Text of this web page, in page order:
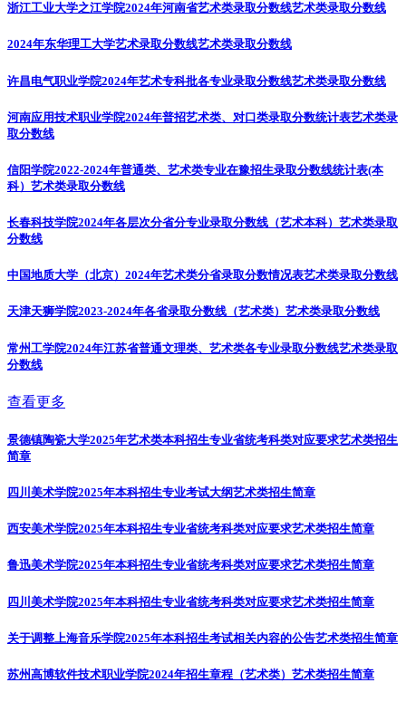
浙江工业大学之江学院2024年河南省艺术类录取分数线艺术类录取分数线
2024年东华理工大学艺术录取分数线艺术类录取分数线
许昌电气职业学院2024年艺术专科批各专业录取分数线艺术类录取分数线
河南应用技术职业学院2024年普招艺术类、对口类录取分数统计表艺术类录
取分数线
信阳学院2022-2024年普通类、艺术类专业在豫招生录取分数线统计表(本
科） 艺术类录取分数线
长春科技学院2024年各层次分省分专业录取分数线（艺术本科） 艺术类录取
分数线
中国地质大学（北京）2024年艺术类分省录取分数情况表艺术类录取分数线
天津天狮学院2023-2024年各省录取分数线（艺术类） 艺术类录取分数线
常州工学院2024年江苏省普通文理类、艺术类各专业录取分数线艺术类录取
分数线
查看更多
景德镇陶瓷大学2025年艺术类本科招生专业省统考科类对应要求艺术类招生
简章
四川美术学院2025年本科招生专业考试大纲艺术类招生简章
西安美术学院2025年本科招生专业省统考科类对应要求艺术类招生简章
鲁迅美术学院2025年本科招生专业省统考科类对应要求艺术类招生简章
四川美术学院2025年本科招生专业省统考科类对应要求艺术类招生简章
关于调整上海音乐学院2025年本科招生考试相关内容的公告艺术类招生简章
苏州高博软件技术职业学院2024年招生章程（艺术类） 艺术类招生简章